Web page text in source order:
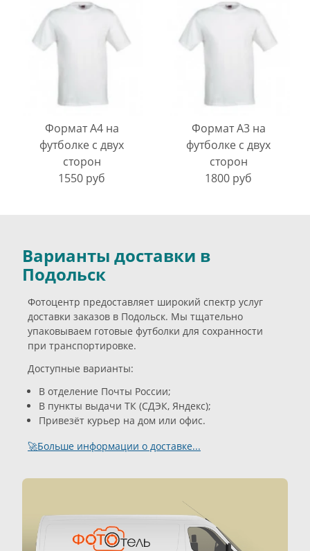
Формат А4 на
футболке с двух
сторон
1550 руб
Формат А3 на
футболке с двух
сторон
1800 руб
Варианты доставки в
Подольск
Фотоцентр предоставляет широкий спектр услуг
доставки заказов в Подольск. Мы тщательно
упаковываем готовые футболки для сохранности
при транспортировке.
Доступные варианты:
В отделение Почты России;
В пункты выдачи ТК (СДЭК, Яндекс);
Привезёт курьер на дом или офис.
🚀Больше информации о доставке...